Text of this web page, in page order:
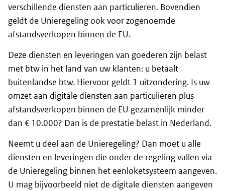
verschillende diensten aan particulieren. Bovendien
geldt de Unieregeling ook voor zogenoemde
afstandsverkopen binnen de EU.
Deze diensten en leveringen van goederen zijn belast
met btw in het land van uw klanten: u betaalt
buitenlandse btw. Hiervoor geldt 1 uitzondering. Is uw
omzet aan digitale diensten aan particulieren plus
afstandsverkopen binnen de EU gezamenlijk minder
dan € 10.000? Dan is de prestatie belast in Nederland.
Neemt u deel aan de Unieregeling? Dan moet u alle
diensten en leveringen die onder de regeling vallen via
de Unieregeling binnen het eenloketsysteem aangeven.
U mag bijvoorbeeld niet de digitale diensten aangeven